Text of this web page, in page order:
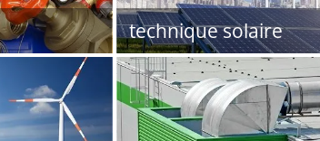
technique solaire